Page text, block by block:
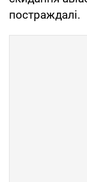
постраждалі.